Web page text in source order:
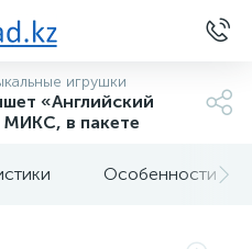
игрушки
«Английский
МИКС, в пакете
Особенности